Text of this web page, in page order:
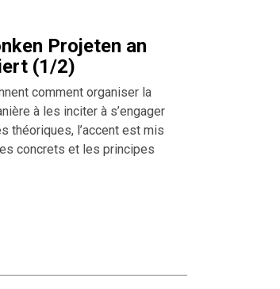
Projeten an
(1/2)
comment organiser la
à les inciter à s’engager
théoriques, l’accent est mis
concrets et les principes